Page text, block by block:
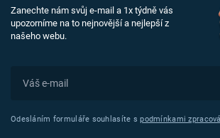
Zanechte nám svůj e-mail a 1x týdně vás
upozorníme na to nejnovější a nejlepší z
našeho webu.
Odesláním formuláře souhlasíte spodmínkami